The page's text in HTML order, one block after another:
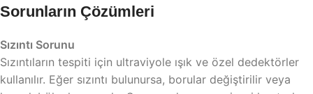
Sorunların Çözümleri
Sızıntı Sorunu
Sızıntıların tespiti için ultraviyole ışık ve özel dedektörler
kullanılır. Eğer sızıntı bulunursa, borular değiştirilir veya